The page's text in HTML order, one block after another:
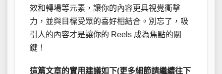
效和轉場等元素，讓你的內容更具視覺衝擊
力，並與目標受眾的喜好相結合。別忘了，吸
引人的內容才是讓你的 Reels 成為焦點的關
鍵！
這篇文章的實用建議如下(更多細節請繼續往下